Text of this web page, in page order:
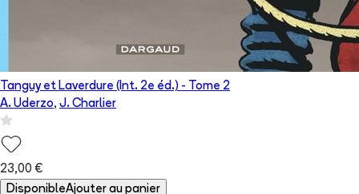
Tanguy et Laverdure (Int. 2e éd.) - Tome 2
A. Uderzo, J. Charlier
23,00 €
DisponibleAjouter au panier